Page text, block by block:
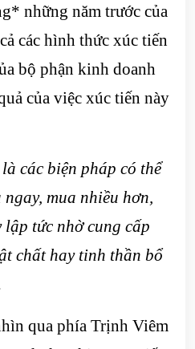
những năm trước của
các hình thức xúc tiến
bộ phận kinh doanh
của việc xúc tiến này
các biện pháp có thể
mua nhiều hơn,
tức nhờ cung cấp
chất hay tinh thần bổ
qua phía Trịnh Viêm